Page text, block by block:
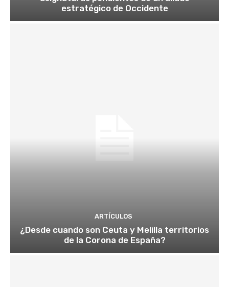
estratégico de Occidente
ARTÍCULOS
¿Desde cuando son Ceuta y Melilla territorios
de la Corona de España?